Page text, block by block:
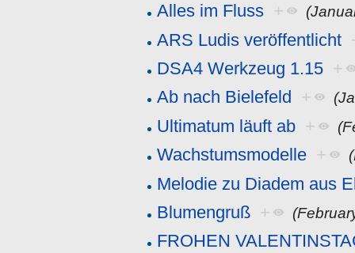
Alles im Fluss +
ARS Ludis veröffentlicht
DSA4 Werkzeug 1.15 +
Ab nach Bielefeld
+
Ultimatum läuft ab +
Wachstumsmodelle +
Melodie zu Diadem aus
Blumengruß +
FROHEN